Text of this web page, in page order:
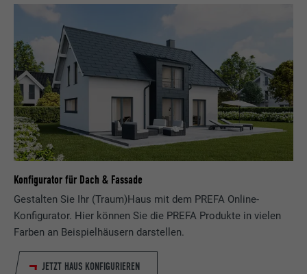
Konfigurator für Dach & Fassade
Gestalten Sie Ihr (Traum)Haus mit dem PREFA Online-
Konfigurator. Hier können Sie die PREFA Produkte in vielen
Farben an Beispielhäusern darstellen.
JETZT HAUS KONFIGURIEREN